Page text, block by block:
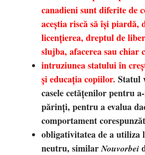
canadieni sunt diferite de
aceștia riscă să își piardă,
licențierea, dreptul de
slujba, afacerea sau chiar
intruziunea statului în
și educația copiilor. Statul
casele cetățenilor pentru
părinți, pentru a evalua
comportament
obligativitatea de a utiliza
neutru, similarNouvorbei